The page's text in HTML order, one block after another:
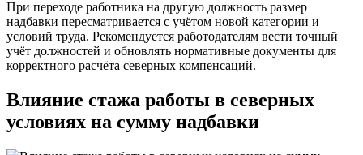
При переходе работника на другую должность размер
надбавки пересматривается с учётом новой категории и
условий труда. Рекомендуется работодателям вести точный
учёт должностей и обновлять нормативные документы для
корректного расчёта северных компенсаций.
Влияние стажа работы в северных
условиях на сумму надбавки